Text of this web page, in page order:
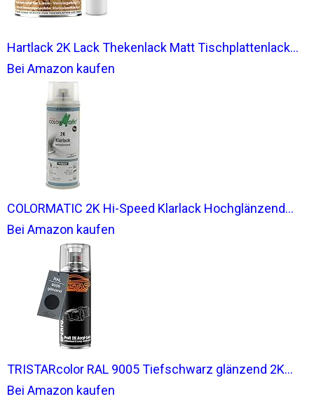
Hartlack 2K Lack Thekenlack Matt Tischplattenlack...
Bei Amazon kaufen
COLORMATIC 2K Hi-Speed Klarlack Hochglänzend...
Bei Amazon kaufen
TRISTARcolor RAL 9005 Tiefschwarz glänzend 2K...
Bei Amazon kaufen